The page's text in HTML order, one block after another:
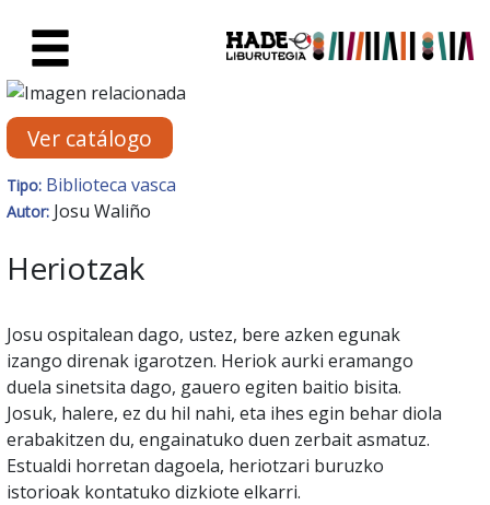
Ficha de Novedades -
Ver catálogo
Tipo: Biblioteca vasca
Autor: Josu Waliño
Heriotzak
Josu ospitalean dago, ustez, bere azken egunak
izango direnak igarotzen. Heriok aurki eramango
duela sinetsita dago, gauero egiten baitio bisita.
Josuk, halere, ez du hil nahi, eta ihes egin behar diola
erabakitzen du, engainatuko duen zerbait asmatuz.
Estualdi horretan dagoela, heriotzari buruzko
istorioak kontatuko dizkiote elkarri.